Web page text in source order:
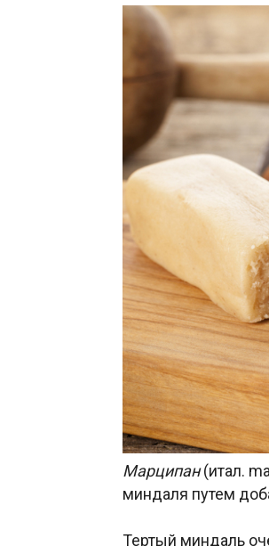
Марципан(итал.
миндаля путем
Тертый миндаль